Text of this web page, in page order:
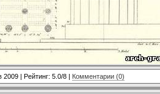
2009 | Рейтинг: 5.0/8 | Комментарии (0)